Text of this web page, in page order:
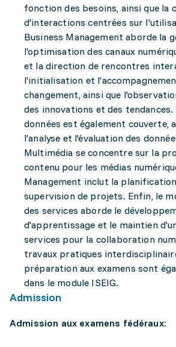
fonction des besoins, ainsi que la
d'interactions centrées sur
Business Management aborde la
l'optimisation des canaux
et la direction de rencontres
l'initialisation et
changement, ainsi que
des innovations et des tendances.
données est également couverte,
l'analyse et l'évaluation des
Multimédia se concentre sur la
contenu pour les médias
Management inclut la
supervision de projets. Enfin, le
des services aborde le
d'apprentissage et le maintien
services pour la collaboration
travaux pratiques
préparation aux examens sont
dans le module ISEIG.
Admission
Admission aux examens fédéraux: